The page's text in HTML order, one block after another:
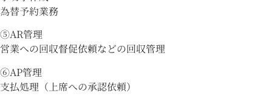
為替予約業務
⑤AR管理
営業への回収督促依頼などの回収管理
⑥AP管理
支払処理（上席への承認依頼）